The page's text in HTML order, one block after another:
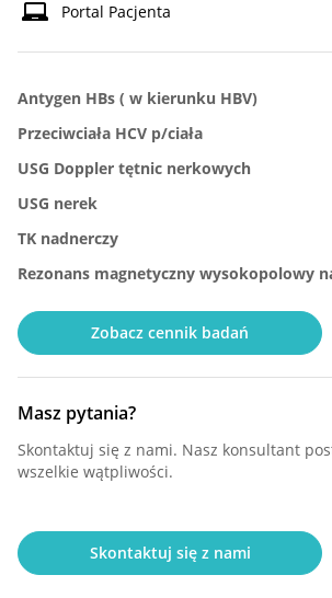
Portal Pacjenta
Antygen HBs ( w kierunku HBV)
Przeciwciała HCV p/ciała
USG Doppler tętnic nerkowych
USG nerek
TK nadnerczy
Rezonans magnetyczny wysokopolowy
Zobacz cennik badań
Masz pytania?
Skontaktuj się z nami. Nasz konsultant
wszelkie wątpliwości.
Skontaktuj się z nami